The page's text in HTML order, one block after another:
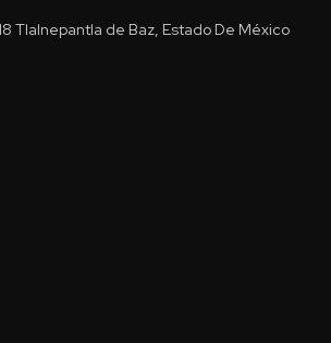
Tlalnepantla de Baz, Estado De México